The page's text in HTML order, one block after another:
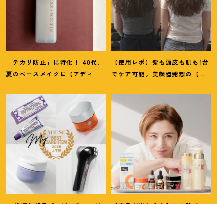
「テカリ防止」に特化 ！
40代、
夏のベースメイクに【アディク
た
【使用レポ】髪も頭皮も肌も1台
でケア可能。美顔器発想の【ス
ヤーがかなり優秀！